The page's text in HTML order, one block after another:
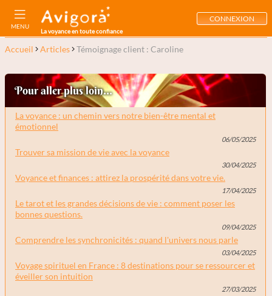
MENU
La voyance en toute confiance
CONNEXION
Accueil Articles Témoignage client : Caroline
Pour aller plus loin...
La voyance : un chemin vers notre bien-être mental et
émotionnel
06/05/2025
Trouver sa mission de vie avec la voyance
30/04/2025
Voyance et finances : attirez la prospérité dans votre vie.
17/04/2025
Le tarot et les grandes décisions de vie : comment poser les
bonnes questions.
09/04/2025
Comprendre les synchronicités : quand l'univers nous parle
03/04/2025
Voyage spirituel en France : 8 destinations pour se ressourcer et
éveiller son intuition
27/03/2025